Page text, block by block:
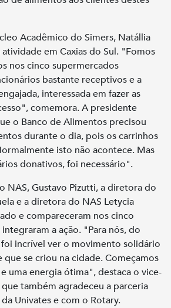
Acadêmico do Simers, Natállia
em Caxias do Sul. "Fomos
nos cinco supermercados
bastante receptivos e a
interessada em fazer as
comemora. A presidente
o Banco de Alimentos precisou
durante o dia, pois os carrinhos
isto não acontece. Mas
donativos, foi necessário".
NAS, Gustavo Pizutti, a diretora do
e a diretora do NAS Letycia
e compareceram nos cinco
a ação. "Para nós, do
incrível ver o movimento solidário
se criou na cidade. Começamos
uma energia ótima", destaca o vice-
também agradeceu a parceria
Univates e com o Rotary.